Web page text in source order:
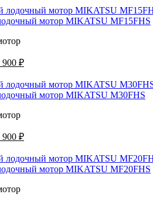
мотор MIKATSU MF15FHS
900 ₽
мотор MIKATSU M30FHS
900 ₽
мотор MIKATSU MF20FHS